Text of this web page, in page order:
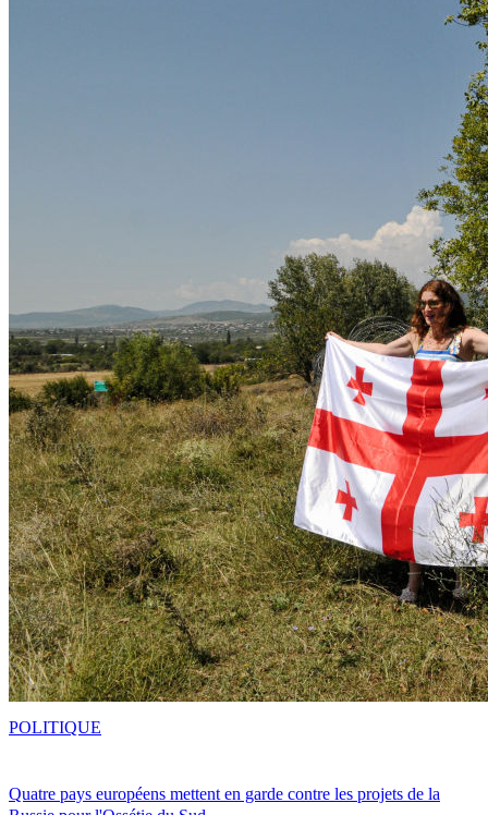
Quatre pays européens mettent en garde contre les projets de la
POLITIQUE